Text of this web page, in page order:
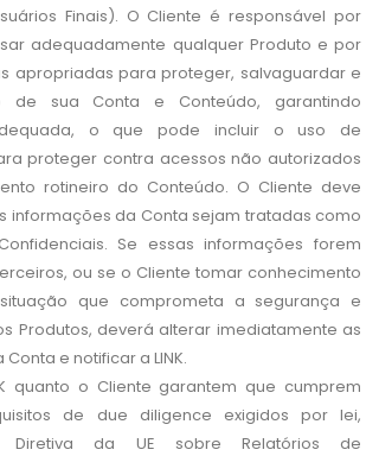
Finais). O Cliente é responsável por
adequadamente qualquer Produto e por
apropriadas para proteger, salvaguardar e
de sua Conta e Conteúdo, garantindo
o que pode incluir o uso de
proteger contra acessos não autorizados
rotineiro do Conteúdo. O Cliente deve
informações da Conta sejam tratadas como
Se essas informações forem
ou se o Cliente tomar conhecimento
que comprometa a segurança e
Produtos, deverá alterar imediatamente as
e notificar a LINK.
quanto o Cliente garantem que cumprem
de due diligence exigidos por lei,
Diretiva da UE sobre Relatórios de